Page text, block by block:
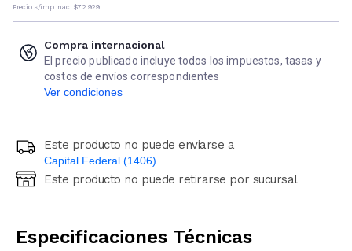
Precio s/imp. nac. $72.929
Compra internacional
El precio publicado incluye todos los impuestos, tasas y
costos de envíos correspondientes
Ver condiciones
Este producto no puede enviarse a
Capital Federal (1406)
Ingresá código postal (sólo números)
Este producto no puede retirarse por sucursal
Especificaciones Técnicas